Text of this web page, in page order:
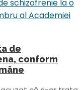
de
conform